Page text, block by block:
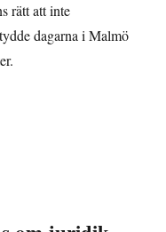
rätt att inte
dagarna i Malmö